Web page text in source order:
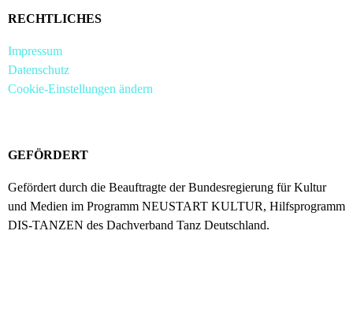
RECHTLICHES
Impressum
Datenschutz
Cookie-Einstellungen ändern
GEFÖRDERT
Gefördert durch die Beauftragte der Bundesregierung für Kultur
und Medien im Programm NEUSTART KULTUR, Hilfsprogramm
DIS-TANZEN des Dachverband Tanz Deutschland.